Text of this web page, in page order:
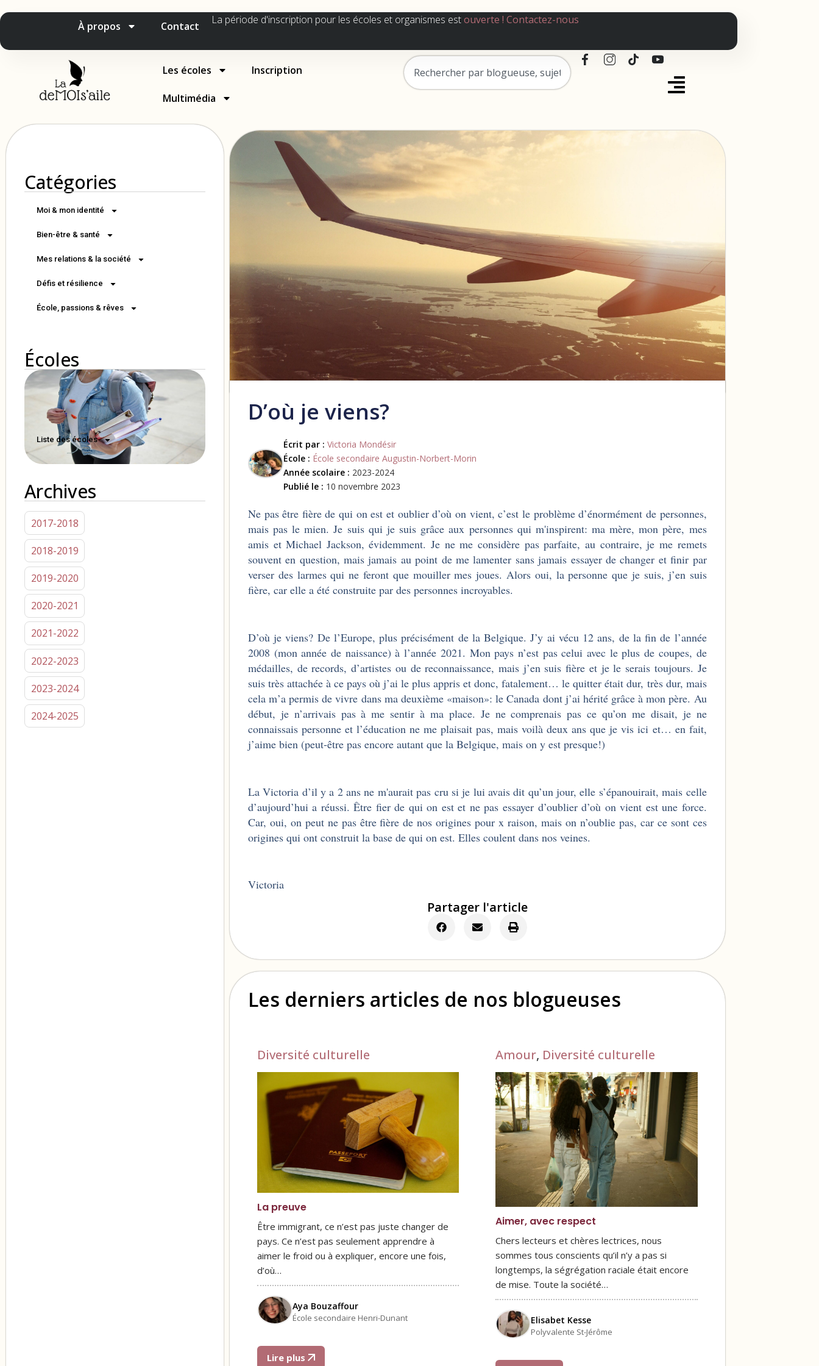
À propos Contact La période d'inscription pour les écoles et organismes estouverte ! Contactez-nous
Les écoles Inscription
Multimédia
Catégories
Moi & mon identité
Bien-être & santé
Mes relations & la société
Défis et résilience
École, passions & rêves
Écoles
Liste des écoles
Archives
2017-2018
2018-2019
2019-2020
2020-2021
2021-2022
2022-2023
2023-2024
2024-2025
D’où je viens?
Écrit par : Victoria Mondésir
École : École secondaire Augustin-Norbert-Morin
Année scolaire : 2023-2024
Publié le : 10 novembre 2023
Ne pas être fière de qui on est et oublier d’où on vient, c’est le problème d’énormément de personnes,
mais pas le mien. Je suis qui je suis grâce aux personnes qui m'inspirent: ma mère, mon père, mes
amis et Michael Jackson, évidemment. Je ne me considère pas parfaite, au contraire, je me remets
souvent en question, mais jamais au point de me lamenter sans jamais essayer de changer et finir par
verser des larmes qui ne feront que mouiller mes joues. Alors oui, la personne que je suis, j’en suis
fière, car elle a été construite par des personnes incroyables.
D’où je viens? De l’Europe, plus précisément de la Belgique. J’y ai vécu 12 ans, de la fin de l’année
2008 (mon année de naissance) à l’année 2021. Mon pays n’est pas celui avec le plus de coupes, de
médailles, de records, d’artistes ou de reconnaissance, mais j’en suis fière et je le serais toujours. Je
suis très attachée à ce pays où j’ai le plus appris et donc, fatalement… le quitter était dur, très dur, mais
cela m’a permis de vivre dans ma deuxième «maison»: le Canada dont j’ai hérité grâce à mon père. Au
début, je n’arrivais pas à me sentir à ma place. Je ne comprenais pas ce qu’on me disait, je ne
connaissais personne et l’éducation ne me plaisait pas, mais voilà deux ans que je vis ici et… en fait,
j’aime bien (peut-être pas encore autant que la Belgique, mais on y est presque!)
La Victoria d’il y a 2 ans ne m'aurait pas cru si je lui avais dit qu’un jour, elle s’épanouirait, mais celle
d’aujourd’hui a réussi. Être fier de qui on est et ne pas essayer d’oublier d’où on vient est une force.
Car, oui, on peut ne pas être fière de nos origines pour x raison, mais on n’oublie pas, car ce sont ces
origines qui ont construit la base de qui on est. Elles coulent dans nos veines.
Victoria
Partager l'article
Les derniers articles de nos blogueuses
Diversité culturelle
La preuve
Être immigrant, ce n’est pas juste changer de
pays. Ce n’est pas seulement apprendre à
aimer le froid ou à expliquer, encore une fois,
d’où…
Aya Bouzaffour
École secondaire Henri-Dunant
Lire plus
Amour, Diversité culturelle
Aimer, avec respect
Chers lecteurs et chères lectrices, nous
sommes tous conscients qu’il n’y a pas si
longtemps, la ségrégation raciale était encore
de mise. Toute la société…
Elisabet Kesse
Polyvalente St-Jérôme